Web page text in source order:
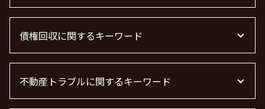
法律事務所 m&a
顧問弁護士 契約
下請法 改正 2026
企業法務 弁護士
m&a 弁護士 費用
債権回収に関するキーワード
売掛金 未回収
債権回収 弁護士 完全成功報酬
不動産トラブルに関するキーワード